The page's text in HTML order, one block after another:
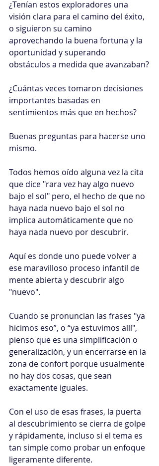
¿Tenían estos exploradores una
visión clara para el camino del éxito,
o siguieron su camino
aprovechando la buena fortuna y la
oportunidad y superando
obstáculos a medida que avanzaban?
¿Cuántas veces tomaron decisiones
importantes basadas en
sentimientos más que en hechos?
Buenas preguntas para hacerse uno
mismo.
Todos hemos oído alguna vez la cita
que dice "rara vez hay algo nuevo
bajo el sol" pero, el hecho de que no
haya nada nuevo bajo el sol no
implica automáticamente que no
haya nada nuevo por descubrir.
Aquí es donde uno puede volver a
ese maravilloso proceso infantil de
mente abierta y descubrir algo
"nuevo".
Cuando se pronuncian las frases "ya
hicimos eso”, o “ya estuvimos allí",
pienso que es una simplificación o
generalización, y un encerrarse en la
zona de confort porque usualmente
no hay dos cosas, que sean
exactamente iguales.
Con el uso de esas frases, la puerta
al descubrimiento se cierra de golpe
y rápidamente, incluso si el tema es
tan simple como probar un enfoque
ligeramente diferente.